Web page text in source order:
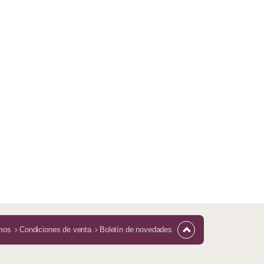
Condiciones de venta Boletín de novedades